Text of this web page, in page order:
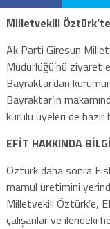
Milletvekili
Ak Parti Giresun
Müdürlüğü’nü ziyaret
Bayraktar’dan
Bayraktar’ın
kurulu üyeleri de hazır
EFİT HAKKINDA
Öztürk daha sonra
mamul üretimini
Milletvekili Öztürk’e,
çalışanlar ve ilerideki